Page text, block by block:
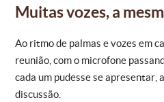
Muitas vozes, a
Ao ritmo de palmas e vozes em
reunião, com o microfone
cada um pudesse se apresentar,
discussão.